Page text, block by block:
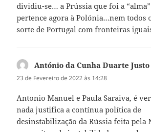
dividiu-se… a Prússia que foi a
pertence agora à Polónia…nem todos
sorte de Portugal com fronteiras
António da Cunha Duarte Justo
23 de Fevereiro de 2022 às 14:28
Antonio Manuel e Paula Saraiva, é
nada justifica a contínua política de
desinstabilização da Rússia feita pela